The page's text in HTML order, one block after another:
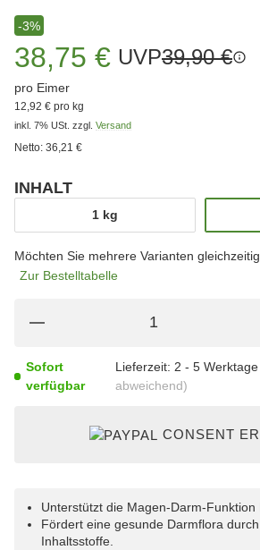
-3%
38,75 € UVP39,90 €
pro Eimer
12,92 € pro kg
inkl. 7% USt. zzgl. Versand
Netto: 36,21 €
INHALT
1 kg
1 kg
Möchten Sie mehrere Varianten
Zur Bestelltabelle
Sofort
verfügbar
Lieferzeit: 2 - 5 Werktage
abweichend)
CONSENT
Unterstützt die Magen-Darm-Funktion
Fördert eine gesunde Darmflora
Inhaltsstoffe.